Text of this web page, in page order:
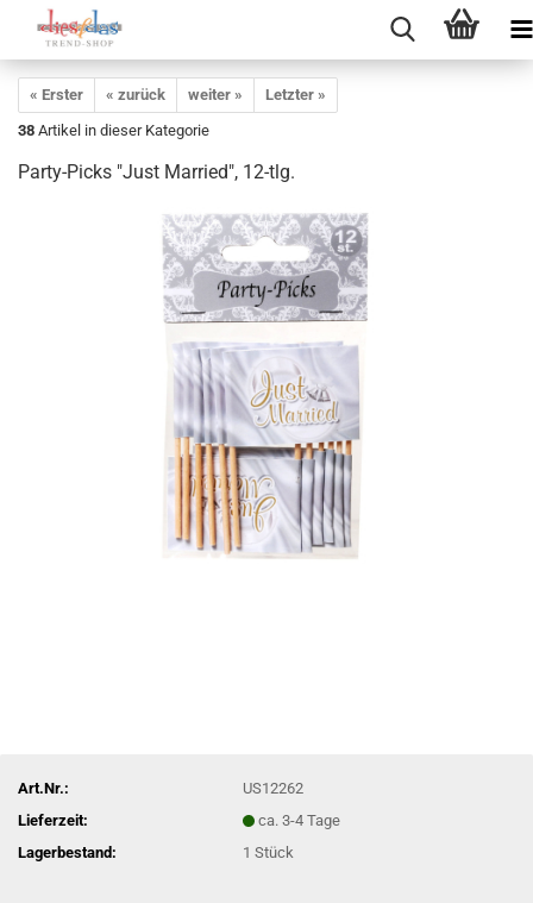
« Erster « zurück weiter »
Letzter »
38 Artikel in dieser Kategorie
Party-Picks "Just Married", 12-tlg.
Art.Nr.:
US12262
Lieferzeit:
ca. 3-4 Tage
Lagerbestand:
1Stück